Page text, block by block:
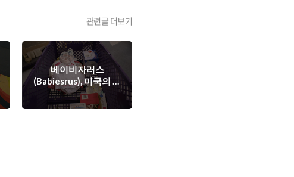
관련글 더보기
베이비자러스
(Babiesrus), 미국의 아
기용품 천국!